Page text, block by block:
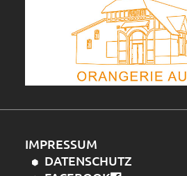
IMPRESSUM
DATENSCHUTZ